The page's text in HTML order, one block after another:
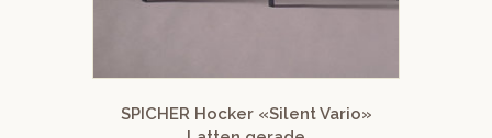
SPICHER Hocker «Silent Vario»